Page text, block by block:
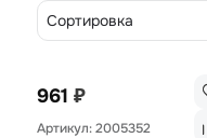
Сортировка
961 ₽
Артикул: 2005352